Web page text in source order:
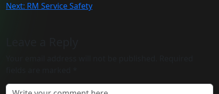
Next: RM Service Safety